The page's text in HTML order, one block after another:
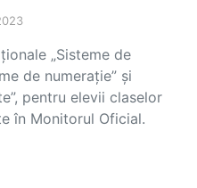
„Sisteme de
de numerație” și
pentru elevii claselor
în Monitorul Oficial.